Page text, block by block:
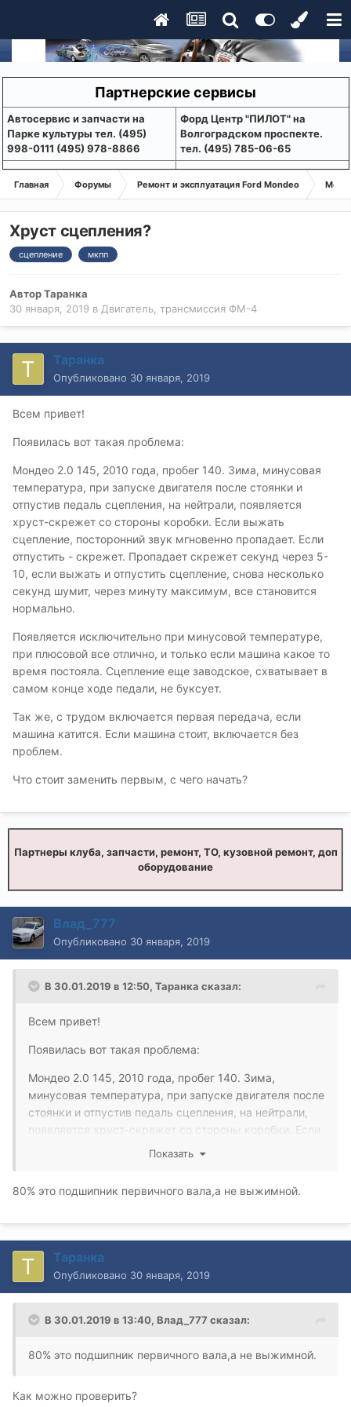
Партнерские сервисы
Aвтосервис и запчасти на
Парке культуры тел. (495)
998-0111 (495) 978-8866
Форд Центр "ПИЛОТ" на
Волгоградском проспекте.
тел. (495) 785-06-65
Главная Форумы Ремонт и эксплуатация Ford Mondeo
Хруст сцепления?
сцепление мкпп
АвторТаранка
30 января, 2019 в Двигатель, трансмиссия ФМ-4
Таранка
Опубликовано 30 января, 2019
Всем привет!
Появилась вот такая проблема:
Мондео 2.0 145, 2010 года, пробег 140. Зима, минусовая
температура, при запуске двигателя после стоянки и
отпустив педаль сцепления, на нейтрали, появляется
хруст-скрежет со стороны коробки. Если выжать
сцепление, посторонний звук мгновенно пропадает. Если
отпустить - скрежет. Пропадает скрежет секунд через 5-
10, если выжать и отпустить сцепление, снова несколько
секунд шумит, через минуту максимум, все становится
нормально.
Появляется исключительно при минусовой температуре,
при плюсовой все отлично, и только если машина какое то
время постояла. Сцепление еще заводское, схватывает в
самом конце ходе педали, не буксует.
Так же, с трудом включается первая передача, если
машина катится. Если машина стоит, включается без
проблем.
Что стоит заменить первым, с чего начать?
Партнеры клуба, запчасти, ремонт, ТО, кузовной ремонт, доп
оборудование
Влад_777
Опубликовано 30 января, 2019
В 30.01.2019 в 12:50, Таранка сказал:
Всем привет!
Появилась вот такая проблема:
Мондео 2.0 145, 2010 года, пробег 140. Зима,
минусовая температура, при запуске двигателя после
стоянки и отпустив педаль сцепления, на нейтрали,
появляется хруст-скрежет со стороны коробки. Если
выжать сцепление, посторонний звук мгновенно
сцепление, снова несколько секунд шумит, через
Появляется исключительно при минусовой
температуре, при плюсовой все отлично, и только
если машина какое то время постояла. Сцепление
еще заводское, схватывает в самом конце ходе
педали, не буксует.
машина катится. Если машина стоит, включается без
Показать
80% это подшипник первичного вала,а не выжимной.
Таранка
Опубликовано 30 января, 2019
В 30.01.2019 в 13:40, Влад_777 сказал:
80% это подшипник первичного вала,а не выжимной.
Как можно проверить?